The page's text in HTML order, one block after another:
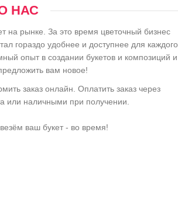
НАС
на рынке. За это время цветочный бизнес
гораздо удобнее и доступнее для каждого
опыт в создании букетов и композиций и
вам новое!
заказ онлайн. Оплатить заказ через
или наличными при получении.
ваш букет - во время!